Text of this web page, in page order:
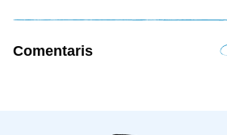
Comentaris